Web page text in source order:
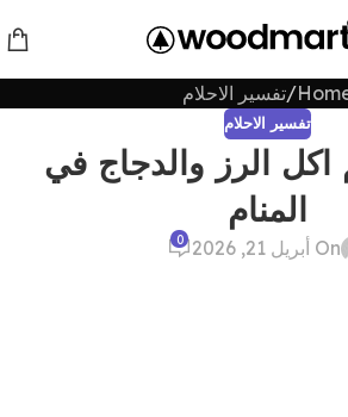
تفسير الاحلام
تفسير الاحلام
الرز والدجاج في
المنام
On أبريل 21, 2026 0